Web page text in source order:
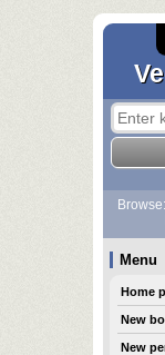
Browse:
Menu
Home
New
New